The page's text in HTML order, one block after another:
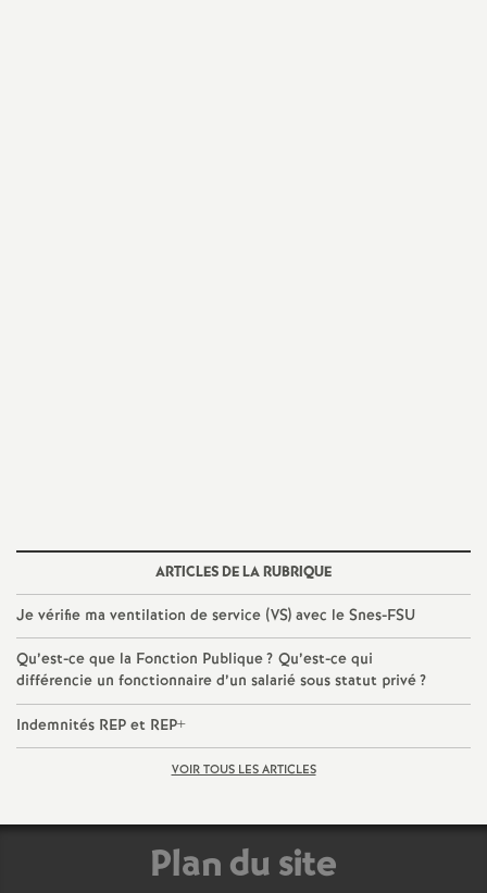
ARTICLES DE LA RUBRIQUE
Je vérifie ma ventilation de service (VS) avec le Snes-FSU
Qu’est-ce que la Fonction Publique? Qu’est-ce qui
différencie un fonctionnaire d’un salarié sous statut privé?
Indemnités REP et REP+
VOIR TOUS LES ARTICLES
Plan du site